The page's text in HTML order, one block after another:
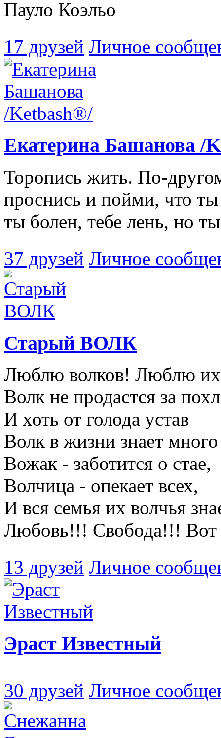
Пауло Коэльо
17 друзей Личное
Екатерина Башанова /
Торопись жить. По-
проснись и пойми, что
ты болен, тебе лень, но
37 друзей Личное
Старый ВОЛК
Люблю волков! Люблю их
Волк не продастся за
И хоть от голода устав
Волк в жизни знает
Вожак - заботится о стае,
Волчица - опекает всех,
И вся семья их волчья
Любовь!!! Свобода!!! Вот
13 друзей Личное
Эраст Известный
30 друзей Личное